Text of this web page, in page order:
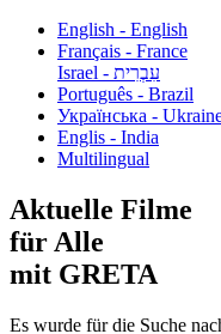
English - English
Français - France
עִבְרִית - Israel
Português - Brazil
Українська -
Englis - India
Multilingual
Aktuelle Filme
für Alle
mit GRETA
Es wurde für die Suche